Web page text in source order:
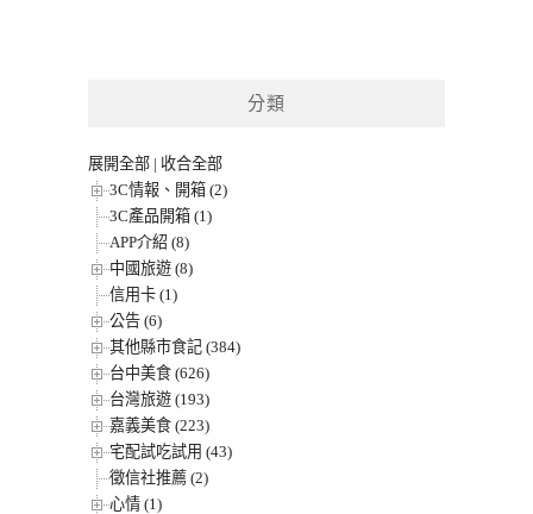
分類
展開全部 | 收合全部
3C情報、開箱 (2)
3C產品開箱 (1)
APP介紹 (8)
中國旅遊 (8)
信用卡 (1)
公告 (6)
其他縣市食記 (384)
台中美食 (626)
台灣旅遊 (193)
嘉義美食 (223)
宅配試吃試用 (43)
徵信社推薦 (2)
心情 (1)